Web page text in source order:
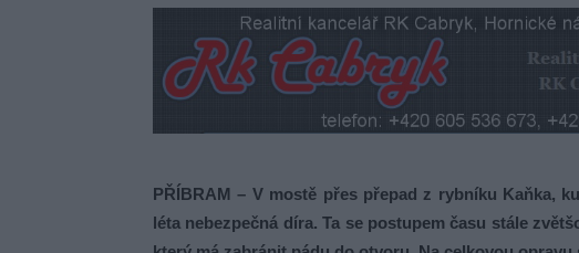
PŘÍBRAM – V mostě přes přepad z rybníku Kaňka,
léta nebezpečná díra. Ta se postupem času stále